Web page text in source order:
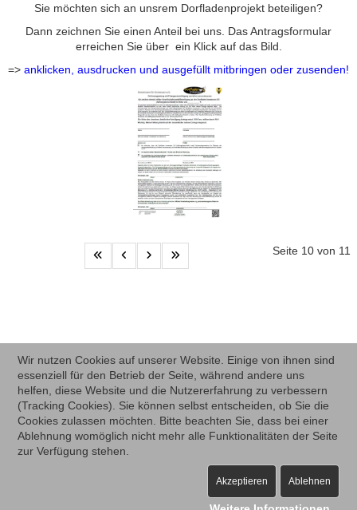
Sie möchten sich an unsrem Dorfladenprojekt beteiligen?
Dann zeichnen Sie einen Anteil bei uns. Das Antragsformular
erreichen Sie über ein Klick auf das Bild.
=> anklicken, ausdrucken und ausgefüllt mitbringen oder zusenden!
Seite 10 von 11
Wir nutzen Cookies auf unserer Website. Einige von ihnen sind
essenziell für den Betrieb der Seite, während andere uns
helfen, diese Website und die Nutzererfahrung zu verbessern
(Tracking Cookies). Sie können selbst entscheiden, ob Sie die
Cookies zulassen möchten. Bitte beachten Sie, dass bei einer
Ablehnung womöglich nicht mehr alle Funktionalitäten der Seite
zur Verfügung stehen.
Akzeptieren Ablehnen